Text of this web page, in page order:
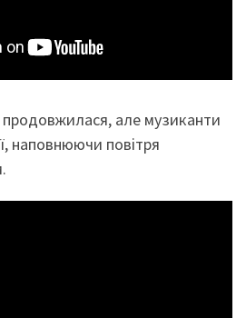
продовжилася, але музиканти
наповнюючи повітря